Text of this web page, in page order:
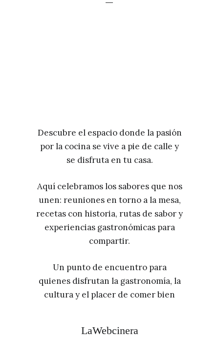
Descubre el espacio donde la pasión
por la cocina se vive a pie de calle y
se disfruta en tu casa.
Aquí celebramos los sabores que nos
unen: reuniones en torno a la mesa,
recetas con historia, rutas de sabor y
experiencias gastronómicas para
compartir.
Un punto de encuentro para
quienes disfrutan la gastronomía, la
cultura y el placer de comer bien
LaWebcinera